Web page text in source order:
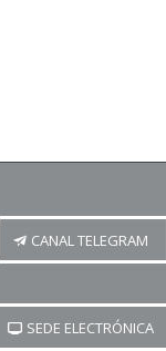
CANAL TELEGRAM
SEDE ELECTRÓNICA